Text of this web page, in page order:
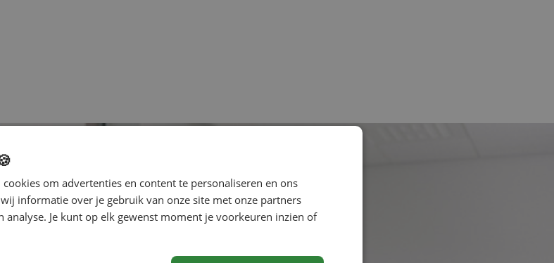
om advertenties en content te personaliseren en ons
informatie over je gebruik van onze site met onze partners
analyse. Je kunt op elk gewenst moment je voorkeuren inzien of